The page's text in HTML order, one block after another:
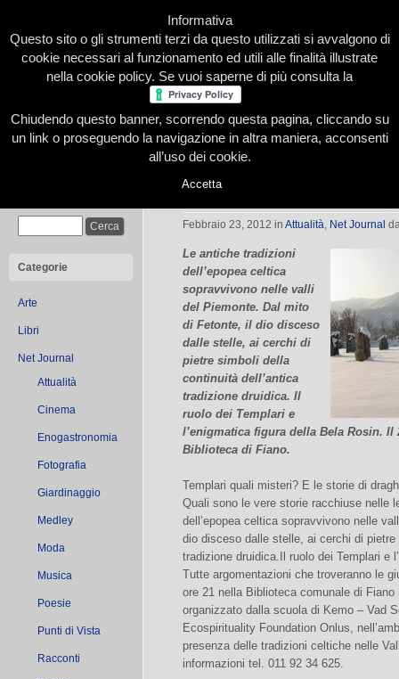
Home Presentazione Redazione Le nostre firme
Categorie
Arte
Libri
Net Journal
Attualità
Cinema
Enogastronomia
Fotografia
Giardinaggio
Medley
Moda
Musica
Poesie
Punti di Vista
Racconti
Storie di draghi, cromlech e
Febbraio 23, 2012 in Attualità, Net Journal
Le antiche tradizioni
dell’epopea celtica
sopravvivono nelle valli
del Piemonte. Dal mito
di Fetonte, il dio disceso
dalle stelle, ai cerchi di
pietre simboli della
continuità dell’antica
tradizione druidica. Il
ruolo dei Templari e
l’enigmatica figura della Bela Rosin. Il
Biblioteca di Fiano.
Templari quali misteri? E le storie di
Quali sono le vere storie racchiuse nelle
dell’epopea celtica sopravvivono nelle
dio disceso dalle stelle, ai cerchi di
tradizione druidica.Il ruolo dei Templari e
Tutte argomentazioni che troveranno le
ore 21 nella Biblioteca comunale di
organizzato dalla scuola di Kemo – Vad
Ecospirituality Foundation Onlus,
presenza delle tradizioni celtiche nelle
informazioni tel. 011 92 34 625.
Informativa
Questo sito o gli strumenti terzi da questo utilizzati si avvalgono di
cookie necessari al funzionamento ed utili alle finalità illustrate
nella cookie policy. Se vuoi saperne di più consulta la
Chiudendo questo banner, scorrendo questa pagina, cliccando su
un link o proseguendo la navigazione in altra maniera, acconsenti
all’uso dei cookie.
Accetta